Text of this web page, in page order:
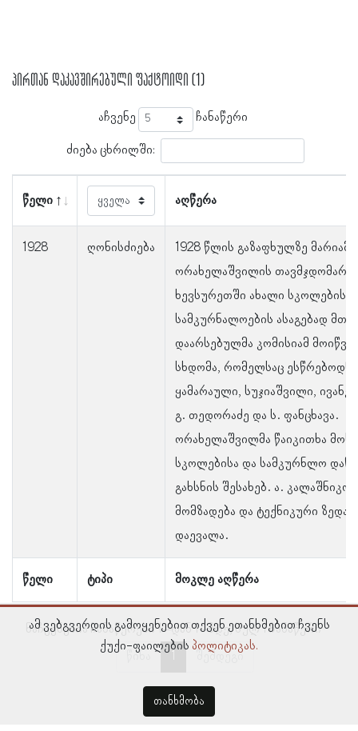
პირთან დაკავშირებული ფაქტოიდი (1)
აჩვენე ჩანაწერი
ძიება ცხრილში:
წელი აღწერა
წელი ტიპი მოკლე აღწერა
1928 ღონისძიება
1928 წლის გაზაფხულზე მარიამ
ორახელაშვილის
ხევსურეთში ახალი სკოლებისა
სამკურნალოების ასაგებად
დაარსებულმა კომისიამ
სხდომა, რომელსაც
ყამარაული, სუჯიაშვილი,
გ. თედორაძე და ს. ფანცხავა.
ორახელაშვილმა წაიკითხა
სკოლებისა და სამკურნლო
გახსნის შესახებ. ა.
მომზადება და ტექნიკური
დაევალა.
ნაჩვენებია ჩანაწერები 1–დან 1–მდე, სულ 1 ჩანაწერი
წინა
შემდეგი
ამ ვებგვერდის გამოყენებით თქვენ ეთანხმებით ჩვენს
ქუქი-ფაილების პოლიტიკას.
თანხმობა